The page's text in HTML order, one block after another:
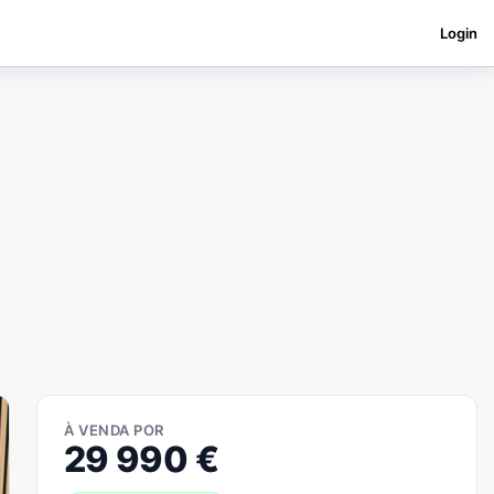
Login
À VENDA POR
29 990 €